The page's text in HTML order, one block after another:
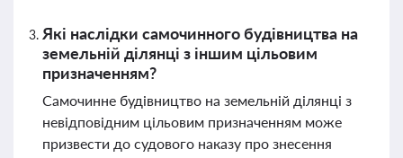
Які наслідки самочинного будівництва на
земельній ділянці з іншим цільовим
призначенням?
Самочинне будівництво на земельній ділянці з
невідповідним цільовим призначенням може
призвести до судового наказу про знесення